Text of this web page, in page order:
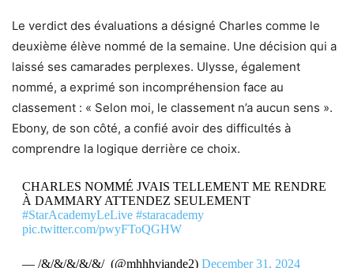
Le verdict des évaluations a désigné Charles comme le
deuxième élève nommé de la semaine. Une décision qui a
laissé ses camarades perplexes. Ulysse, également
nommé, a exprimé son incompréhension face au
classement : « Selon moi, le classement n’a aucun sens ».
Ebony, de son côté, a confié avoir des difficultés à
comprendre la logique derrière ce choix.
CHARLES NOMMÉ JVAIS TELLEMENT ME RENDRE
À DAMMARY ATTENDEZ SEULEMENT
#StarAcademyLeLive #staracademy
pic.twitter.com/pwyFToQGHW
— /&/&/&/&/&/ ️️ (@mhhhviande2) December 31, 2024